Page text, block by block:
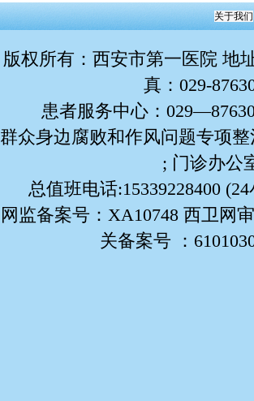
关于我们
版权所有 ：西安市第一医院 地
真：029-
患者服务中心：
群众身边腐败和作风问题专项
; 门诊办公
总值班电话:15339228400
网监备案号：XA10748 西卫网
关备案号 ：